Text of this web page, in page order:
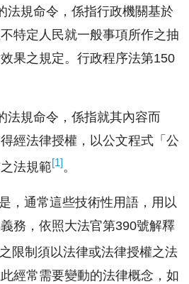
規命令，係指行政機關基於
特定人民就一般事項所作之抽
果之規定。行政程序法第150
規命令，係指就其內容而
經法律授權，以公文程式「公
法規範[1]。
，通常這些技術性用語，用以
務，依照大法官第390號解釋
限制須以法律或法律授權之法
經常需要變動的法律概念，如